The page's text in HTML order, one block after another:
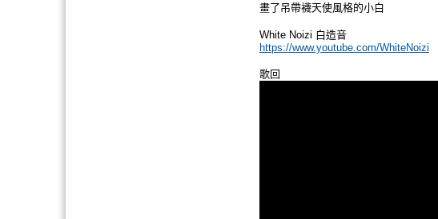
畫了吊帶襪天使風格的小白
White Noizi 白造音
https://www.youtube.com/WhiteNoizi
歌回